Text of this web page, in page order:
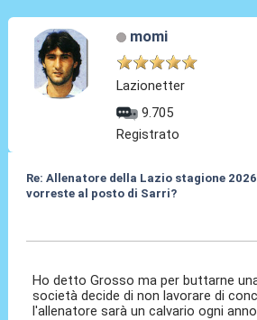
momi
Lazionetter
9.705
Registrato
Re: Allenatore della Lazio stagione
vorreste al posto di Sarri?
Ho detto Grosso ma per buttarne
società decide di non lavorare di
l'allenatore sarà un calvario ogni